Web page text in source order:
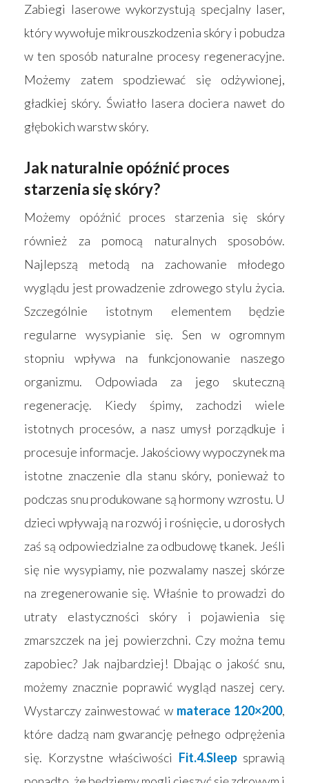
Zabiegi laserowe wykorzystują specjalny laser,
który wywołuje mikrouszkodzenia skóry i pobudza
w ten sposób naturalne procesy regeneracyjne.
Możemy zatem spodziewać się odżywionej,
gładkiej skóry. Światło lasera dociera nawet do
głębokich warstw skóry.
Jak naturalnie opóźnić proces
starzenia się skóry?
Możemy opóźnić proces starzenia się skóry
również za pomocą naturalnych sposobów.
Najlepszą metodą na zachowanie młodego
wyglądu jest prowadzenie zdrowego stylu życia.
Szczególnie istotnym elementem będzie
regularne wysypianie się. Sen w ogromnym
stopniu wpływa na funkcjonowanie naszego
organizmu. Odpowiada za jego skuteczną
regenerację. Kiedy śpimy, zachodzi wiele
istotnych procesów, a nasz umysł porządkuje i
procesuje informacje. Jakościowy wypoczynek ma
istotne znaczenie dla stanu skóry, ponieważ to
podczas snu produkowane są hormony wzrostu. U
dzieci wpływają na rozwój i rośnięcie, u dorosłych
zaś są odpowiedzialne za odbudowę tkanek. Jeśli
się nie wysypiamy, nie pozwalamy naszej skórze
na zregenerowanie się. Właśnie to prowadzi do
utraty elastyczności skóry i pojawienia się
zmarszczek na jej powierzchni. Czy można temu
zapobiec? Jak najbardziej! Dbając o jakość snu,
możemy znacznie poprawić wygląd naszej cery.
Wystarczy zainwestować w materace 120×200,
które dadzą nam gwarancję pełnego odprężenia
się. Korzystne właściwości Fit.4.Sleepsprawią